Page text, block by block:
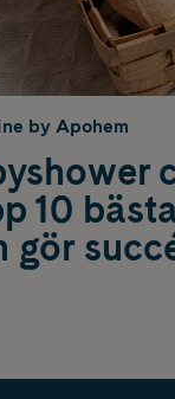
by Apohem
10
gör